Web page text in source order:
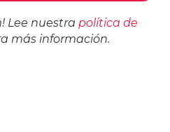
Lee nuestra política de
más información.